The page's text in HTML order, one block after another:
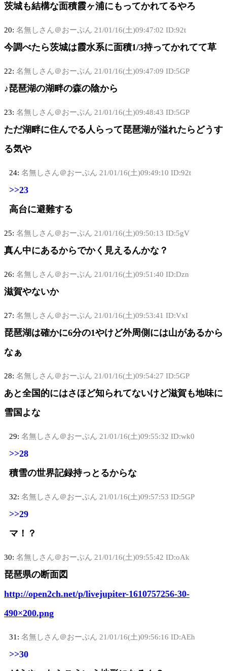
茨城も結構な面積霞ヶ浦にもってかれてるやろ
20: 名無しさん＠おーぷん 21/01/16(土)09:47:02 ID:92t
今調べたら茨城は霞水系に面積1/3持ってかれてて草
22: 名無しさん＠おーぷん 21/01/16(土)09:47:09 ID:5GP
♪琵琶湖の湖畔の森の陰から
23: 名無しさん＠おーぷん 21/01/16(土)09:48:43 ID:5GP
ただ湖畔に住んでる人らって琵琶湖が溢れたらどうす
る気や
24: 名無しさん＠おーぷん 21/01/16(土)09:49:10 ID:92t
>>23
高台に避難する
25: 名無しさん＠おーぷん 21/01/16(土)09:50:13 ID:5gV
真ん中にあるからでかく見えるんかな？
26: 名無しさん＠おーぷん 21/01/16(土)09:51:40 ID:Dzn
滋賀やないか
27: 名無しさん＠おーぷん 21/01/16(土)09:53:41 ID:VxI
琵琶湖は確かに6分の1やけど外周側には山があるから
なぁ
28: 名無しさん＠おーぷん 21/01/16(土)09:54:27 ID:5GP
あと全国的にはさほど知られてないけど滋賀も地味に
雪国よな
29: 名無しさん＠おーぷん 21/01/16(土)09:55:32 ID:wk0
>>28
積雪の世界記録持っとるからな
32: 名無しさん＠おーぷん 21/01/16(土)09:57:53 ID:5GP
>>29
マ！？
30: 名無しさん＠おーぷん 21/01/16(土)09:55:42 ID:oAk
琵琶県の断面図
http://open2ch.net/p/livejupiter-1610757256-30-
490×200.png
31: 名無しさん＠おーぷん 21/01/16(土)09:56:16 ID:AEh
>>30